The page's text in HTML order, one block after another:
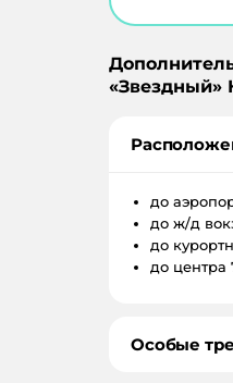
«Звездный»
до
до ж/д
до
до центра
Особые